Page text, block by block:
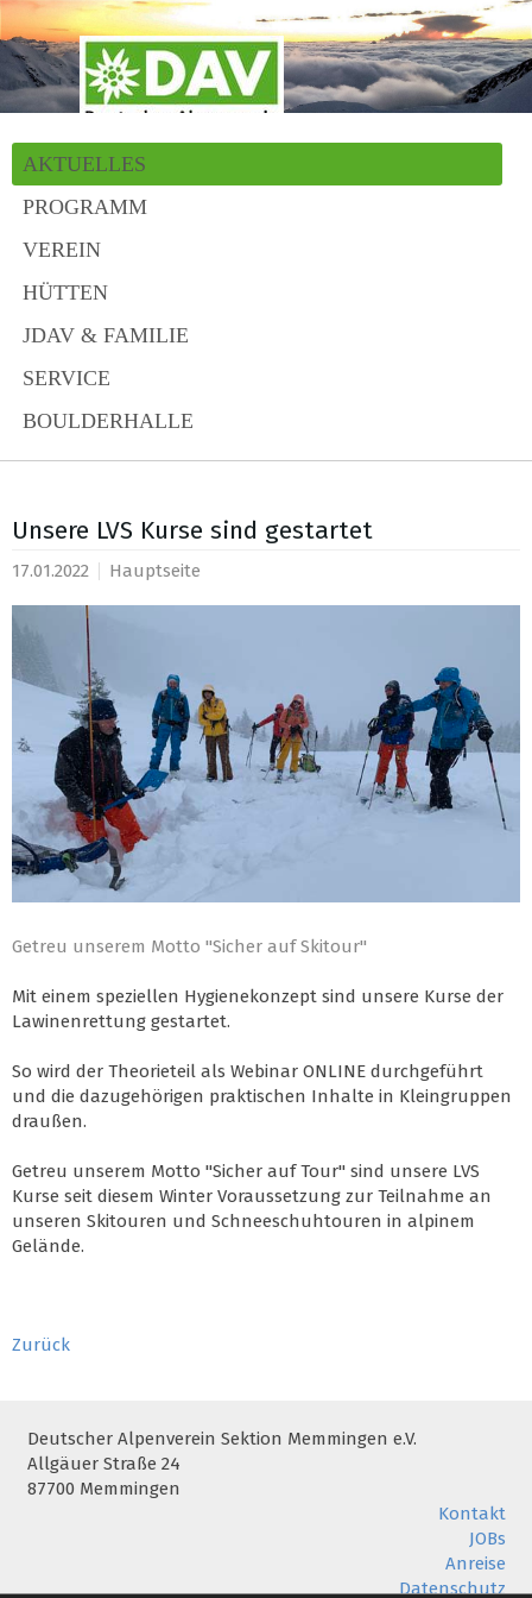
AKTUELLES
PROGRAMM
VEREIN
HÜTTEN
JDAV & FAMILIE
SERVICE
BOULDERHALLE
Unsere LVS Kurse sind gestartet
17.01.2022 Hauptseite
Getreu unserem Motto "Sicher auf Skitour"
Mit einem speziellen Hygienekonzept sind unsere Kurse der
Lawinenrettung gestartet.
So wird der Theorieteil als Webinar ONLINE durchgeführt
und die dazugehörigen praktischen Inhalte in Kleingruppen
draußen.
Getreu unserem Motto "Sicher auf Tour" sind unsere LVS
Kurse seit diesem Winter Voraussetzung zur Teilnahme an
unseren Skitouren und Schneeschuhtouren in alpinem
Gelände.
Zurück
Deutscher Alpenverein Sektion Memmingen e.V.
Allgäuer Straße 24
87700 Memmingen
Kontakt
JOBs
Anreise
Datenschutz